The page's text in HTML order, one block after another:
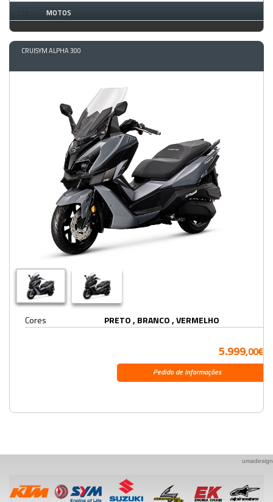
MOTOS
CRUISYM ALPHA 300
Cores PRETO , BRANCO , VERMELHO
5.999,00€
Pedido de Informações
umadesign